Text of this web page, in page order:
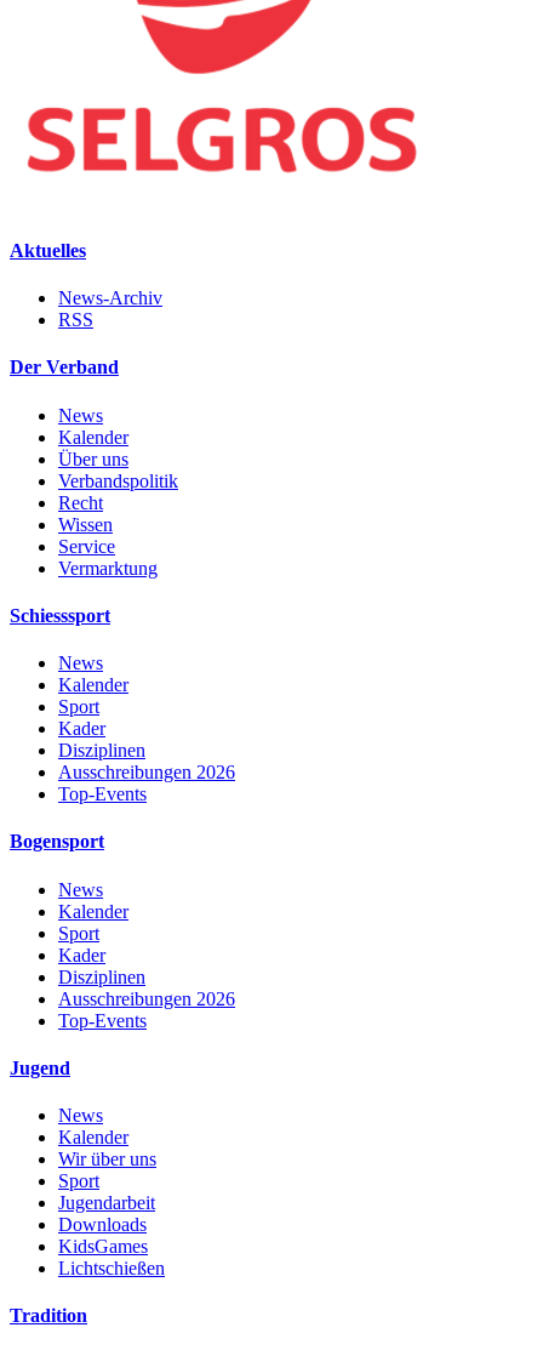
Aktuelles
News-Archiv
RSS
Der Verband
News
Kalender
Über uns
Verbandspolitik
Recht
Wissen
Service
Vermarktung
Schiesssport
News
Kalender
Sport
Kader
Disziplinen
Ausschreibungen 2026
Top-Events
Bogensport
News
Kalender
Sport
Kader
Disziplinen
Ausschreibungen 2026
Top-Events
Jugend
News
Kalender
Wir über uns
Sport
Jugendarbeit
Downloads
KidsGames
Lichtschießen
Tradition